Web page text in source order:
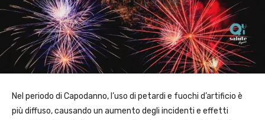
Nel periodo di Capodanno, l’uso di petardi e fuochi d’artificio è
più diffuso, causando un aumento degli incidenti e effetti